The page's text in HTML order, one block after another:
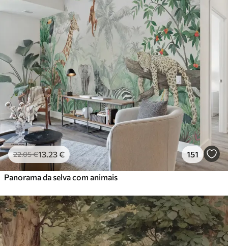
22.05€13 .23€ 151
Panorama da selva com animais